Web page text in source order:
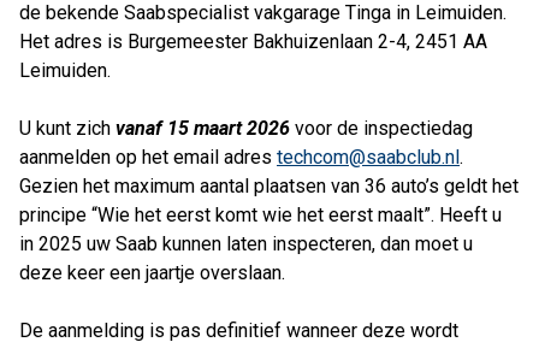
de bekende Saabspecialist vakgarage Tinga in Leimuiden.
Het adres is Burgemeester Bakhuizenlaan 2-4, 2451 AA
Leimuiden.
U kunt zich vanaf 15 maart 2026 voor de inspectiedag
aanmelden op het email adres techcom@saabclub.nl.
Gezien het maximum aantal plaatsen van 36 auto’s geldt het
principe “Wie het eerst komt wie het eerst maalt”. Heeft u
in 2025 uw Saab kunnen laten inspecteren, dan moet u
deze keer een jaartje overslaan.
De aanmelding is pas definitief wanneer deze wordt